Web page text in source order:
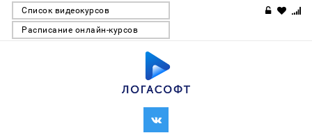
Список видеокурсов
Расписание онлайн-курсов